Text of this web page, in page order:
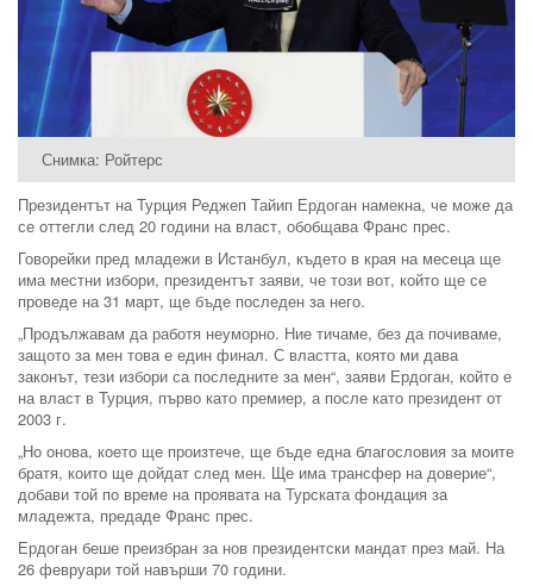
Снимка: Ройтерс
Президентът на Турция Реджеп Тайип Ердоган намекна, че може да
се оттегли след 20 години на власт, обобщава Франс прес.
Говорейки пред младежи в Истанбул, където в края на месеца ще
има местни избори, президентът заяви, че този вот, който ще се
проведе на 31 март, ще бъде последен за него.
„Продължавам да работя неуморно. Ние тичаме, без да почиваме,
защото за мен това е един финал. С властта, която ми дава
законът, тези избори са последните за мен“, заяви Ердоган, който е
на власт в Турция, първо като премиер, а после като президент от
2003 г.
„Но онова, което ще произтече, ще бъде една благословия за моите
братя, които ще дойдат след мен. Ще има трансфер на доверие“,
добави той по време на проявата на Турската фондация за
младежта, предаде Франс прес.
Ердоган беше преизбран за нов президентски мандат през май. На
26 февруари той навърши 70 години.